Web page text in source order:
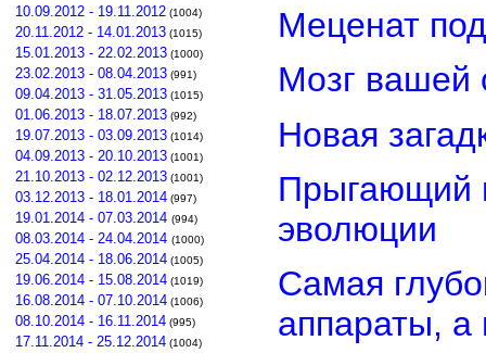
10.09.2012 - 19.11.2012 (1004)
20.11.2012 - 14.01.2013 (1015)
15.01.2013 - 22.02.2013 (1000)
23.02.2013 - 08.04.2013 (991)
09.04.2013 - 31.05.2013 (1015)
01.06.2013 - 18.07.2013 (992)
19.07.2013 - 03.09.2013 (1014)
04.09.2013 - 20.10.2013 (1001)
21.10.2013 - 02.12.2013 (1001)
03.12.2013 - 18.01.2014 (997)
19.01.2014 - 07.03.2014 (994)
08.03.2014 - 24.04.2014 (1000)
25.04.2014 - 18.06.2014 (1005)
19.06.2014 - 15.08.2014 (1019)
16.08.2014 - 07.10.2014 (1006)
08.10.2014 - 16.11.2014 (995)
17.11.2014 - 25.12.2014 (1004)
Меценат
Мозг вашей
Новая
Прыгающий
эволюции
Самая
аппараты, а